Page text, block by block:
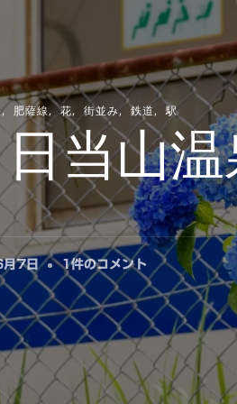
肥薩線 花 街並み 鉄道 駅
当山
7日 日
山
駅・
日
当
1件のコメント